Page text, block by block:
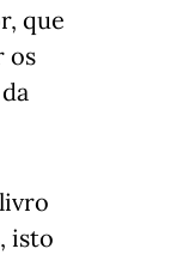
que
os
isto